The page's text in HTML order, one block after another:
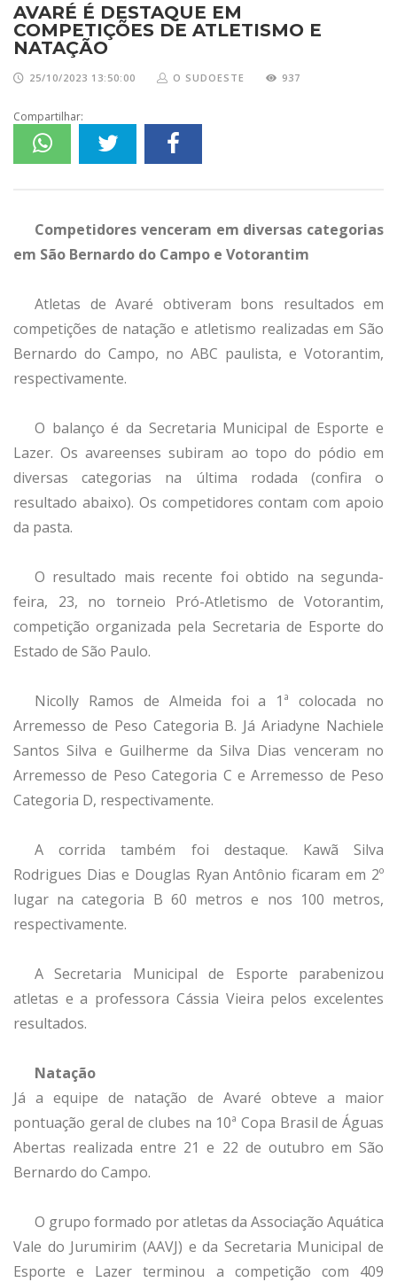
AVARÉ É DESTAQUE EM
COMPETIÇÕES DE ATLETISMO E
NATAÇÃO
25/10/2023 13:50:00 O SUDOESTE 937
Compartilhar:
Competidores venceram em diversas categorias
em São Bernardo do Campo e Votorantim
Atletas de Avaré obtiveram bons resultados em
competições de natação e atletismo realizadas em São
Bernardo do Campo, no ABC paulista, e Votorantim,
respectivamente.
O balanço é da Secretaria Municipal de Esporte e
Lazer. Os avareenses subiram ao topo do pódio em
diversas categorias na última rodada (confira o
resultado abaixo). Os competidores contam com apoio
da pasta.
O resultado mais recente foi obtido na segunda-
feira, 23, no torneio Pró-Atletismo de Votorantim,
competição organizada pela Secretaria de Esporte do
Estado de São Paulo.
Nicolly Ramos de Almeida foi a 1ª colocada no
Arremesso de Peso Categoria B. Já Ariadyne Nachiele
Santos Silva e Guilherme da Silva Dias venceram no
Arremesso de Peso Categoria C e Arremesso de Peso
Categoria D, respectivamente.
A corrida também foi destaque. Kawã Silva
Rodrigues Dias e Douglas Ryan Antônio ficaram em 2º
lugar na categoria B 60 metros e nos 100 metros,
respectivamente.
A Secretaria Municipal de Esporte parabenizou
atletas e a professora Cássia Vieira pelos excelentes
resultados.
Natação
Já a equipe de natação de Avaré obteve a maior
pontuação geral de clubes na 10ª Copa Brasil de Águas
Abertas realizada entre 21 e 22 de outubro em São
Bernardo do Campo.
O grupo formado por atletas da Associação Aquática
Vale do Jurumirim (AAVJ) e da Secretaria Municipal de
Esporte e Lazer terminou a competição com 409